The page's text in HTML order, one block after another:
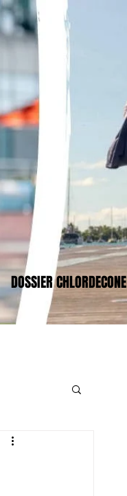
DOSSIER CHLORDECONE